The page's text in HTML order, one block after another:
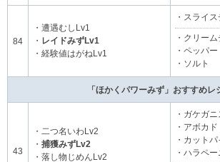
84
・遭遇むしLv1
・ レイドみずLv1
・経験値はがねLv1
・スライ
・クリー
・ペッパー
・ソルト
「ほかくパワーみず」おすすめレ
43
・二つ名いわLv2
・ 捕獲みずLv2
・落し物じめんLv2
・ガケガ
・アボカド
・カットパ
・ハラペー